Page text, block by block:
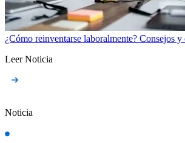
¿Cómo reinventarse laboralmente? Consejos y
Leer Noticia
Noticia